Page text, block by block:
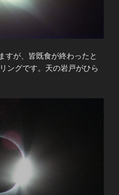
すが、皆既食が終わったと
ングです。天の岩戸がひら